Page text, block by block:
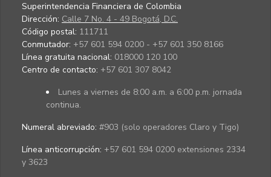
Superintendencia Financiera de Colombia
Dirección: Calle 7 No. 4 - 49 Bogotá, D.C.
Código postal: 111711
Conmutador: +57 601 594 0200 - +57 601 350 8166
Línea gratuita nacional: 018000 120 100
Centro de contacto: +57 601 307 8042
Lunes a viernes de 8:00 a.m. a 6:00 p.m. jornada
continua.
Numeral abreviado: #903 (solo operadores Claro y Tigo)
Línea anticorrupción: +57 601 594 0200 extensiones 2334
y 3623